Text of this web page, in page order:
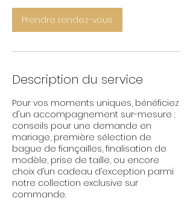
i
n
Prendre rendez-vous
Description du service
Pour vos moments uniques, bénéficiez
d'un accompagnement sur-mesure :
conseils pour une demande en
mariage, première sélection de
bague de fiançailles, finalisation de
modèle, prise de taille, ou encore
choix d’un cadeau d’exception parmi
notre collection exclusive sur
commande.